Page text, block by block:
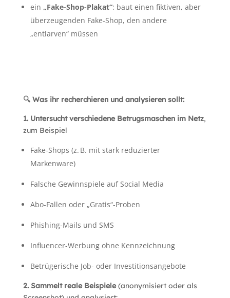
ein „Fake-Shop-Plakat“: baut einen fiktiven, aber
überzeugenden Fake-Shop, den andere
„entlarven“ müssen
🔍Was ihr recherchieren und analysieren sollt:
1. Untersucht verschiedene Betrugsmaschen im Netz,
zum Beispiel
Fake-Shops (z. B. mit stark reduzierter
Markenware)
Falsche Gewinnspiele auf Social Media
Abo-Fallen oder „Gratis“-Proben
Phishing-Mails und SMS
Influencer-Werbung ohne Kennzeichnung
Betrügerische Job- oder Investitionsangebote
2. Sammelt reale Beispiele(anonymisiert oder als